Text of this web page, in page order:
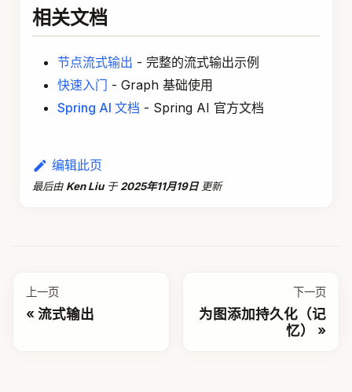
相关文档
节点流式输出 - 完整的流式输出示例
快速入门 - Graph 基础使用
Spring AI 文档 - Spring AI 官方文档
编辑此页
最后由 Ken Liu 于 2025年11月19日 更新
上一页
流式输出
下一页
为图添加持久化（记
忆）